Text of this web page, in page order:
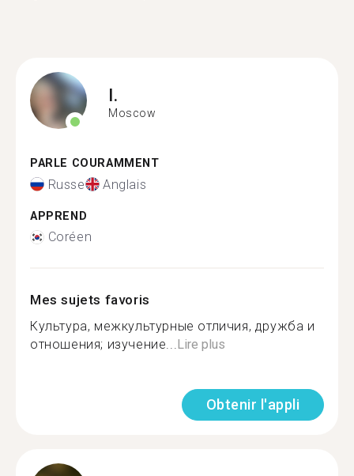
I.
Moscow
PARLE COURAMMENT
Russe Anglais
APPREND
Coréen
Mes sujets favoris
Культура, межкультурные отличия, дружба и
отношения; изучение...Lire plus
Obtenir l'appli